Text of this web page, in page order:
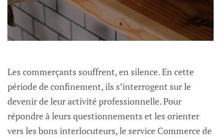
Les commerçants souffrent, en silence. En cette
période de confinement, ils s’interrogent sur le
devenir de leur activité professionnelle. Pour
répondre à leurs questionnements et les orienter
vers les bons interlocuteurs, le service Commerce de